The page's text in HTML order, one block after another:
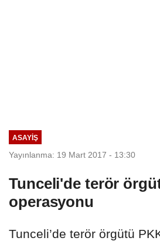
ASAYIŞ
Yayınlanma: 19 Mart 2017 - 13:30
Tunceli'de terör
operasyonu
Tunceli’de terör örgütü